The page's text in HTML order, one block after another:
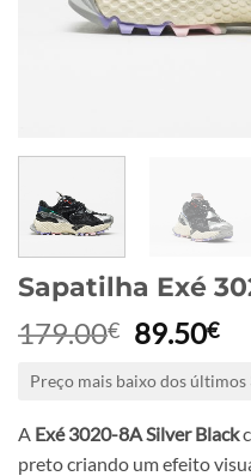
Sapatilha Exé
179.00€ O
original
era:
179.00€.
89.50€O
é:
Preço mais baixo dos últimos
A Exé 3020-8A Silver Black
preto criando um efeito